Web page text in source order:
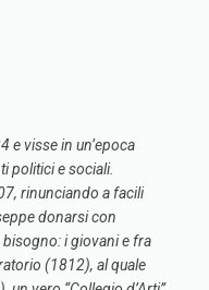
e visse in un’epoca
politici e sociali.
rinunciando a facili
donarsi con
bisogno: i giovani e fra
(1812), al quale